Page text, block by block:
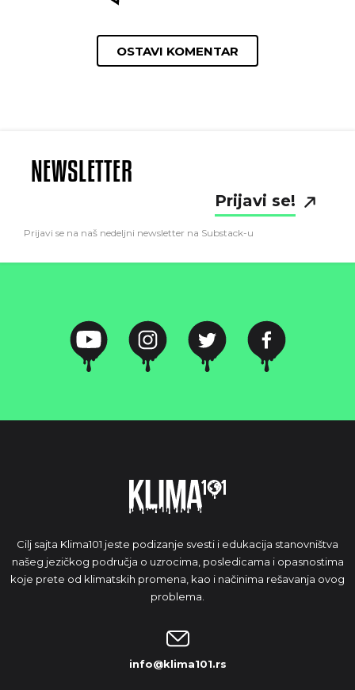
OSTAVI KOMENTAR
NEWSLETTER
Prijavi se!
Prijavi se na naš nedeljni newsletter na Substack-u
Cilj sajta Klima101 jeste podizanje svesti i edukacija stanovništva
našeg jezičkog područja o uzrocima, posledicama i opasnostima
koje prete od klimatskih promena, kao i načinima rešavanja ovog
problema.
info@klima101.rs